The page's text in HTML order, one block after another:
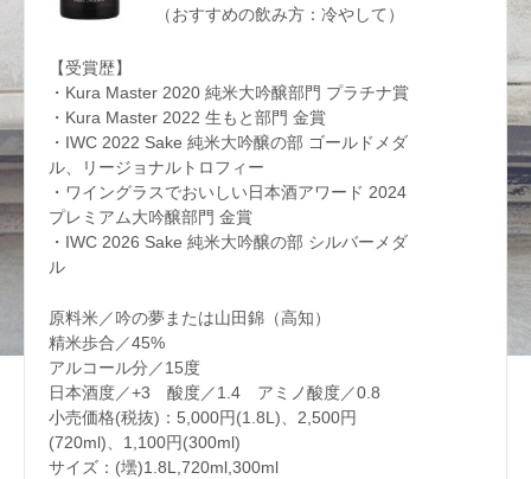
（おすすめの飲み方：冷やして）
【受賞歴】
・Kura Master 2020 純米大吟醸部門 プラチナ賞
・Kura Master 2022 生もと部門 金賞
・IWC 2022 Sake 純米大吟醸の部 ゴールドメダ
ル、リージョナルトロフィー
・ワイングラスでおいしい日本酒アワード 2024
プレミアム大吟醸部門 金賞
・IWC 2026 Sake 純米大吟醸の部 シルバーメダ
ル
原料米／吟の夢または山田錦（高知）
精米歩合／45%
アルコール分／15度
日本酒度／+3 酸度／1.4 アミノ酸度／0.8
小売価格(税抜)：5,000円(1.8L)、2,500円
(720ml)、1,100円(300ml)
サイズ：(壜)1.8L,720ml,300ml